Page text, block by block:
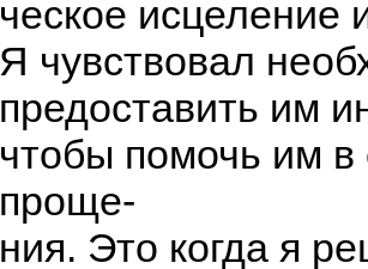
ческое исцеление
Я чувствовал
предоставить им
чтобы помочь им в
проще-
ния. Это когда я